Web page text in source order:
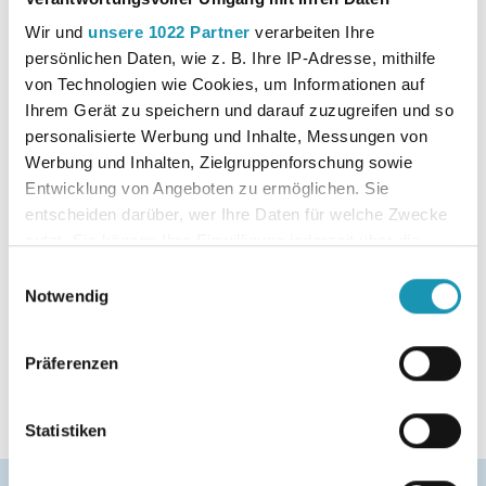
Wir und unsere 1022 Partner verarbeiten Ihre
persönlichen Daten, wie z. B. Ihre IP-Adresse, mithilfe
von Technologien wie Cookies, um Informationen auf
Ihrem Gerät zu speichern und darauf zuzugreifen und so
personalisierte Werbung und Inhalte, Messungen von
Werbung und Inhalten, Zielgruppenforschung sowie
Entwicklung von Angeboten zu ermöglichen. Sie
entscheiden darüber, wer Ihre Daten für welche Zwecke
Trigger Symbol ändern oder widerrufen
Informationen über Ihre geografische Lage
können
bestimmten Merkmalen (Fingerprinting) identifizieren
Notwendig
Präferenzen
Statistiken
Downloads
Inhaltsverzeichnis
Aktualisierung
Leseprobe
Erscheinungsjahr 2021